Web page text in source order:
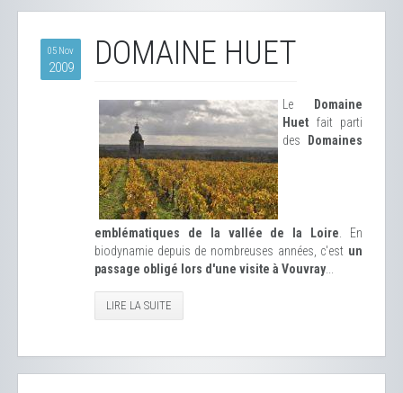
05 Nov
2009 DOMAINE HUET
Le
Domaine
Huet fait parti
des
Domaines
emblématiques de la vallée de la Loire . En
biodynamie depuis de nombreuses années, c'est un
passage obligé lors d'une visite à Vouvray...
LIRE LA SUITE